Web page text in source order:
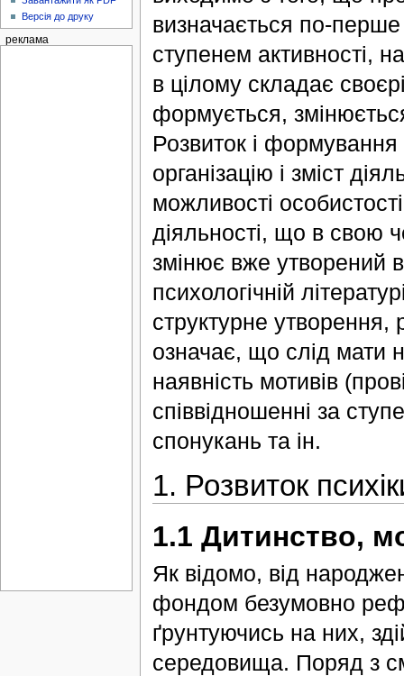
визначається по-перше
ступенем активності,
в цілому складає
формується,
Розвиток і формування
організацію і зміст
можливості
діяльності, що в свою
змінює вже утворений
психологічній
структурне утворення,
означає, що слід мати
наявність мотивів
співвідношенні за
спонукань та ін.
1. Розвиток
1.1 Дитинство,
Як відомо, від
фондом безумовно
ґрунтуючись на них,
середовища. Поряд з
Версія до друку
реклама